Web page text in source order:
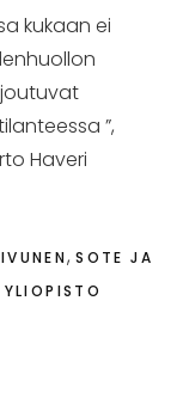
kukaan ei
joutuvat
”,
Haveri
,SOTE JA
YLIOPISTO